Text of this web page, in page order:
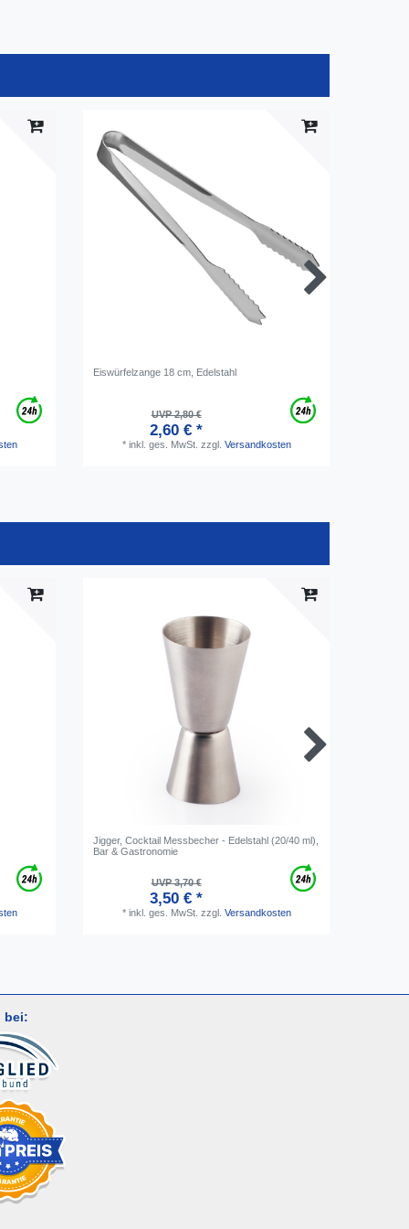
Eiswürfelzange 18 cm, Edelstahl
UVP 2,80 €
2,60 € *
* inkl. ges. MwSt. zzgl. Versandkosten
Jigger, Cocktail Messbecher - Edelstahl (20/40 ml),
Bar & Gastronomie
UVP 3,70 €
3,50 € *
* inkl. ges. MwSt. zzgl. Versandkosten
bei: